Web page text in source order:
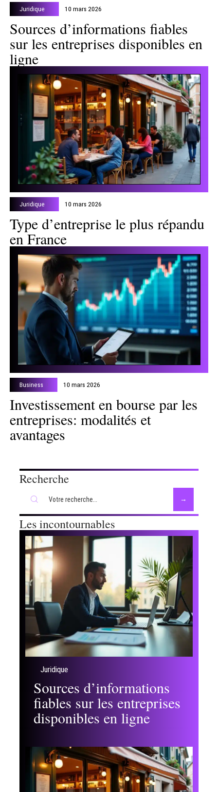
Juridique 10 mars 2026
Sources d’informations fiables
sur les entreprises disponibles en
ligne
Juridique 10 mars 2026
Type d’entreprise le plus répandu
en France
Business 10 mars 2026
Investissement en bourse par les
entreprises: modalités et
avantages
Recherche
Les incontournables
Juridique
Sources d’informations
fiables sur les entreprises
disponibles en ligne